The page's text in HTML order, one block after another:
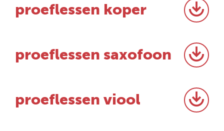
proeflessen koper
proeflessen saxofoon
proeflessen viool